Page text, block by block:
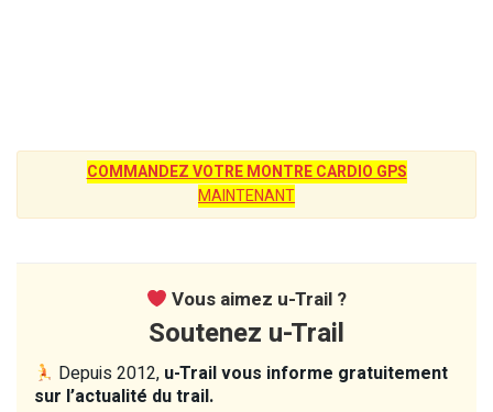
COMMANDEZ VOTRE MONTRE CARDIO GPS
MAINTENANT
Vous aimez u-Trail ?
Soutenez u-Trail
Depuis 2012, u-Trail vous informe gratuitement
sur l’actualité du trail.